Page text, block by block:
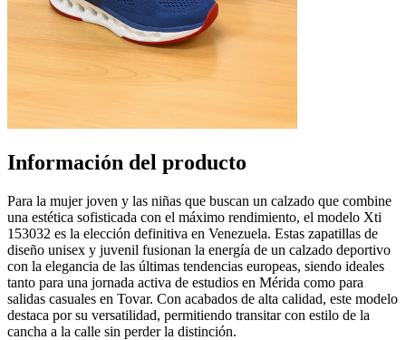
Información del producto
Para la mujer joven y las niñas que buscan un calzado que combine
una estética sofisticada con el máximo rendimiento, el modelo Xti
153032 es la elección definitiva en Venezuela. Estas zapatillas de
diseño unisex y juvenil fusionan la energía de un calzado deportivo
con la elegancia de las últimas tendencias europeas, siendo ideales
tanto para una jornada activa de estudios en Mérida como para
salidas casuales en Tovar. Con acabados de alta calidad, este modelo
destaca por su versatilidad, permitiendo transitar con estilo de la
cancha a la calle sin perder la distinción.